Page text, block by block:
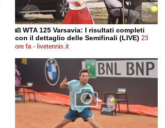
WTA 125 Varsavia: I risultati completi
con il dettaglio delle Semifinali (LIVE) 23
ore fa - livetennis.it